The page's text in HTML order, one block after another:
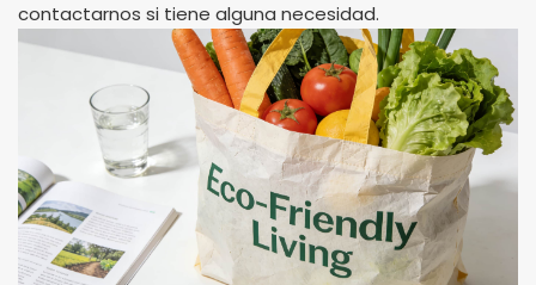
contactarnos si tiene alguna necesidad.